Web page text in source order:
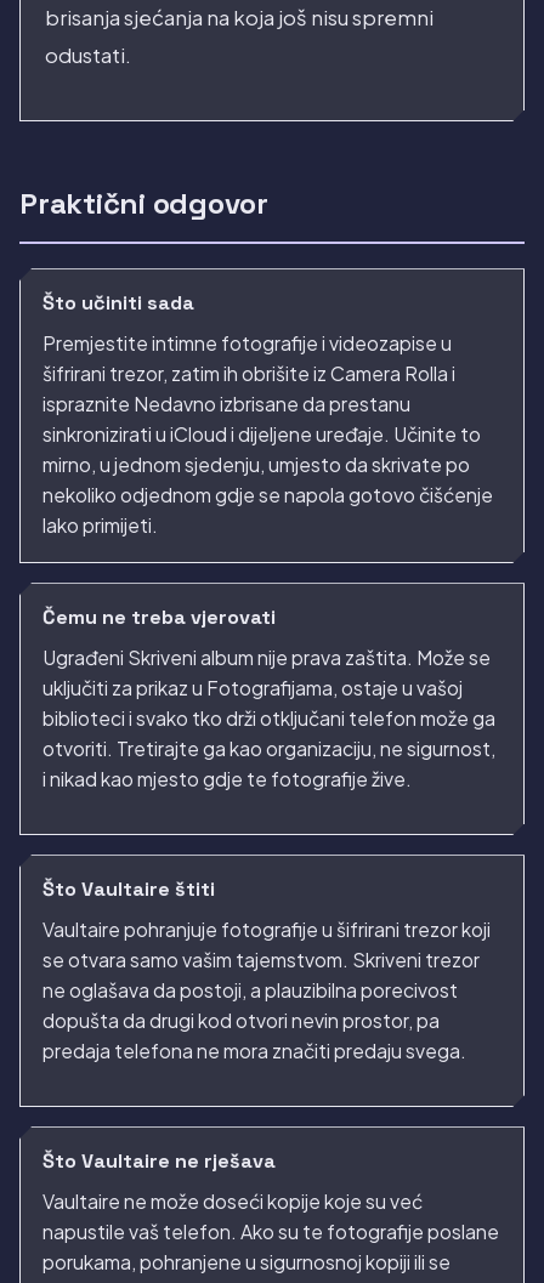
brisanja sjećanja na koja još nisu spremni
odustati.
Praktični odgovor
Što učiniti sada
Premjestite intimne fotografije i videozapise u
šifrirani trezor, zatim ih obrišite iz Camera Rolla i
ispraznite Nedavno izbrisane da prestanu
sinkronizirati u iCloud i dijeljene uređaje. Učinite to
mirno, u jednom sjedenju, umjesto da skrivate po
nekoliko odjednom gdje se napola gotovo čišćenje
lako primijeti.
Čemu ne treba vjerovati
Ugrađeni Skriveni album nije prava zaštita. Može se
uključiti za prikaz u Fotografijama, ostaje u vašoj
biblioteci i svako tko drži otključani telefon može ga
otvoriti. Tretirajte ga kao organizaciju, ne sigurnost,
i nikad kao mjesto gdje te fotografije žive.
Što Vaultaire štiti
Vaultaire pohranjuje fotografije u šifrirani trezor koji
se otvara samo vašim tajemstvom. Skriveni trezor
ne oglašava da postoji, a plauzibilna porecivost
dopušta da drugi kod otvori nevin prostor, pa
predaja telefona ne mora značiti predaju svega.
Što Vaultaire ne rješava
Vaultaire ne može doseći kopije koje su već
napustile vaš telefon. Ako su te fotografije poslane
porukama, pohranjene u sigurnosnoj kopiji ili se